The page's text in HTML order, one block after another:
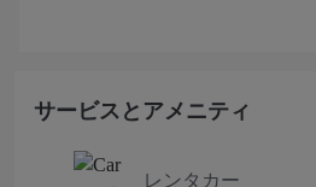
サービスとアメニティ
レンタカー